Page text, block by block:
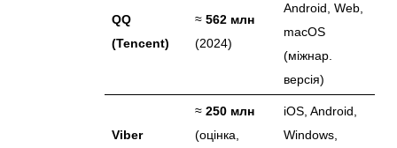
QQ
(Tencent)
≈562 млн
(2024)
Android, Web,
macOS
(міжнар.
версія)
Viber
≈250 млн
(оцінка,
iOS, Android,
Windows,